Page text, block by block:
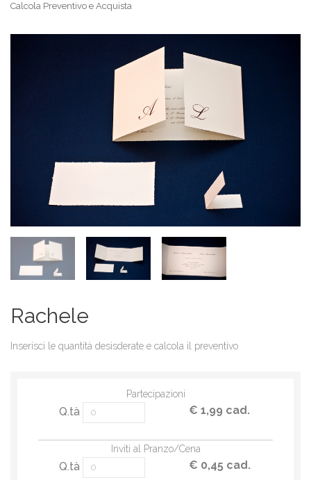
Calcola Preventivo e Acquista
Rachele
Inserisci le quantità desisderate e calcola il preventivo
Partecipazioni
Q.tà € 1,99 cad.
Inviti al Pranzo/Cena
Q.tà € 0,45 cad.